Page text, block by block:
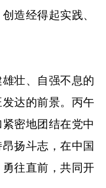
造经得起实践、
壮、自强不息的
达的前景。丙午
密地团结在党中
扬斗志，在中国
往直前，共同开